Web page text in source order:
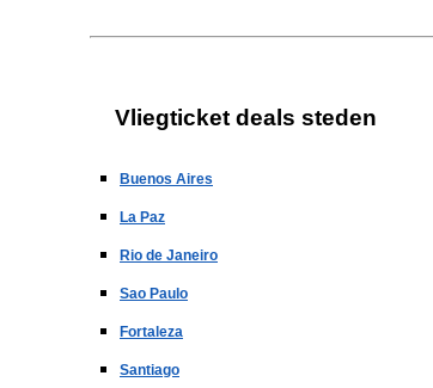
Vliegticket deals steden
Buenos Aires
La Paz
Rio de Janeiro
Sao Paulo
Fortaleza
Santiago